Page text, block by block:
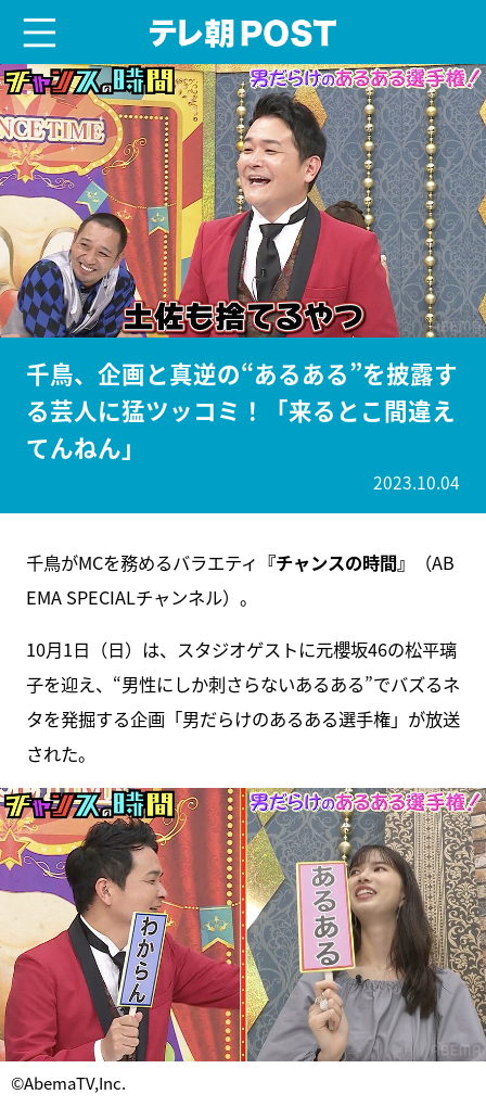
千鳥、企画と真逆の“あるある”を披露す
る芸人に猛ツッコミ！「来るとこ間違え
てんねん」
2023.10.04
千鳥がMCを務めるバラエティ 『チャンスの時間』
（AB
EMA SPECIALチャンネル）。
10月1日（日）は、スタジオゲストに元櫻坂46の松平璃
子を迎え、“男性にしか刺さらないあるある”でバズるネ
タを発掘する企画「男だらけのあるある選手権」が放送
された。
©AbemaTV,Inc.